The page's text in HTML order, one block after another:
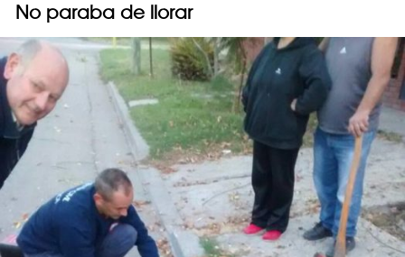
No paraba de llorar